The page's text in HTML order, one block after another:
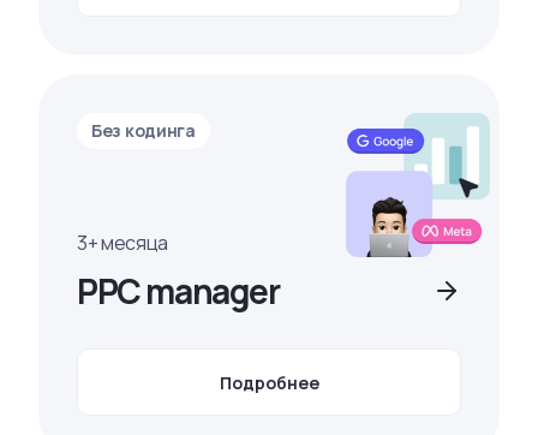
Без кодинга
3+ месяца
PPC manager
Подробнее